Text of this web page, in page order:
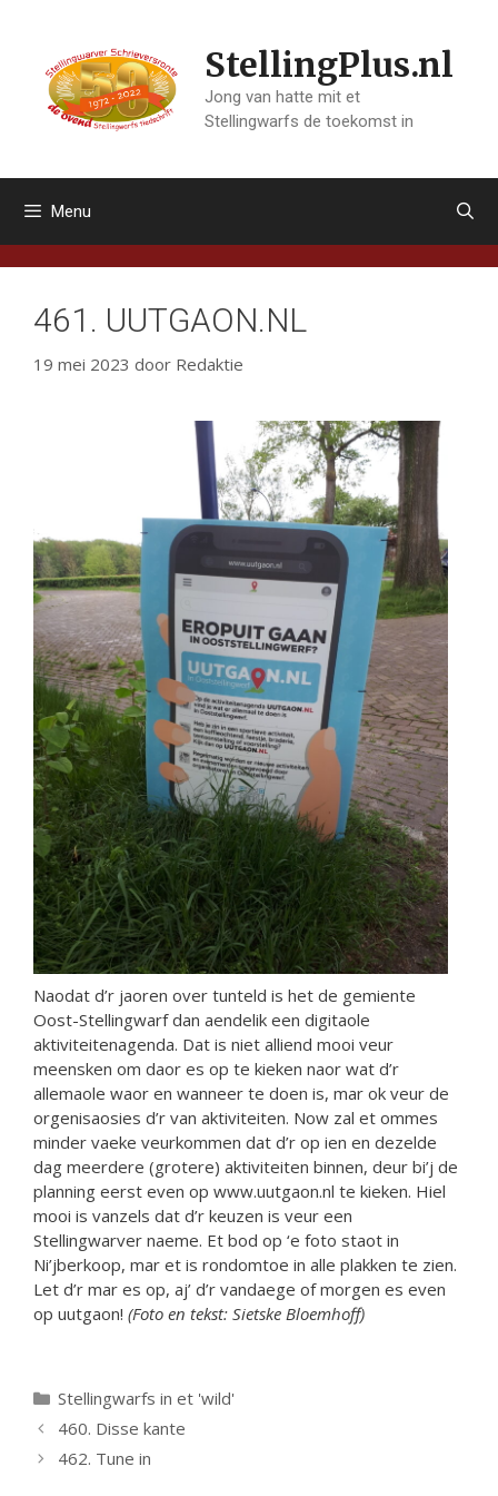
inhoud
StellingPlus.nl
Jong van hatte mit et
Stellingwarfs de toekomst in
Menu
461. UUTGAON.NL
19 mei 2023 door Redaktie
Naodat d’r jaoren over tunteld is het de gemiente
Oost-Stellingwarf dan aendelik een digitaole
aktiviteitenagenda. Dat is niet alliend mooi veur
meensken om daor es op te kieken naor wat d’r
allemaole waor en wanneer te doen is, mar ok veur de
orgenisaosies d’r van aktiviteiten. Now zal et ommes
minder vaeke veurkommen dat d’r op ien en dezelde
dag meerdere (grotere) aktiviteiten binnen, deur bi’j de
planning eerst even op www.uutgaon.nl te kieken. Hiel
mooi is vanzels dat d’r keuzen is veur een
Stellingwarver naeme. Et bod op ‘e foto staot in
Ni’jberkoop, mar et is rondomtoe in alle plakken te zien.
Let d’r mar es op, aj’ d’r vandaege of morgen es even
op uutgaon! (Foto en tekst: Sietske Bloemhoff)
Categorieën
Stellingwarfs in et 'wild'
460. Disse kante
462. Tune in